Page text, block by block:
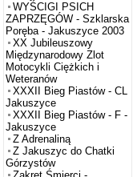
WYŚCIGI PSICH
ZAPRZĘGÓW - Szklarska
Poręba - Jakuszyce 2003
XX Jubileuszowy
Międzynarodowy Zlot
Motocykli Ciężkich i
Weteranów
XXXII Bieg Piastów - CL
Jakuszyce
XXXII Bieg Piastów - F -
Jakuszyce
Z Adrenaliną
Z Jakuszyc do Chatki
Górzystów